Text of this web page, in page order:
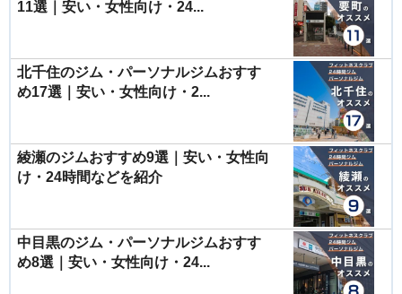
11選｜安い・女性向け・24...
北千住のジム・パーソナルジムおすす
め17選｜安い・女性向け・2...
綾瀬のジムおすすめ9選｜安い・女性向
け・24時間などを紹介
中目黒のジム・パーソナルジムおすす
め8選｜安い・女性向け・24...